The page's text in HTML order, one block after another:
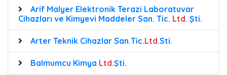
Arif Malyer Elektronik Terazi Laboratuvar
Cihazları ve Kimyevi Maddeler San. Tic. Ltd. Şti.
Arter Teknik Cihazlar San.Tic.Ltd.Sti.
Balmumcu Kimya Ltd.Şti.